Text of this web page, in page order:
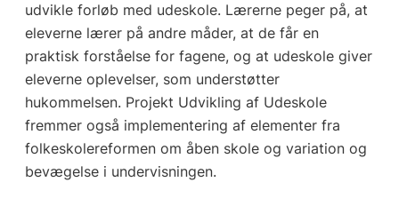
udvikle forløb med udeskole. Lærerne peger på, at
eleverne lærer på andre måder, at de får en
praktisk forståelse for fagene, og at udeskole giver
eleverne oplevelser, som understøtter
hukommelsen. Projekt Udvikling af Udeskole
fremmer også implementering af elementer fra
folkeskolereformen om åben skole og variation og
bevægelse i undervisningen.